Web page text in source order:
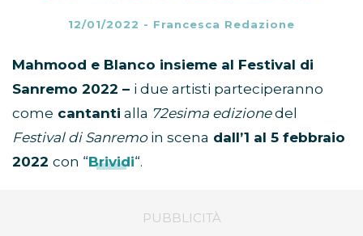
12/01/2022 - Francesca Redazione
Mahmood e Blanco insieme al Festival di
Sanremo 2022 – i due artisti parteciperanno
come cantanti alla 72esima edizionedel
Festival di Sanremoin scena dall’1 al 5 febbraio
2022 con “Brividi“.